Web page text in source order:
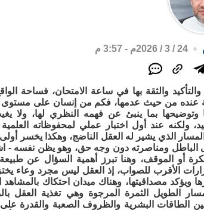
24 / 3 / 2026م - 3:57 م
والثقة بها في ساعة الامتحان، فساحة
عنده من حيث عدمها، فكم من إنسان على
وتوضيحها بما ينبئ عن فهمه النظري لها، ولا
ولكنه عند أول اختبار عملي لمحفوظاته
الذي يشير له العقل الناضج، وهكذا يخسر أولى
الباطل ومناصرته دون وجه حق، وهو يظن نفسه -
أو الموقف، وهنا تبرز أهمية السؤال عن
الأقرب للصواب، إذ العقل ليس مجرد وعاء
ويؤكد مصداقيتها، وهناك ميدان احتكاك بالمشاهد
الطويل الثمرة المرجوة وهي تغذية العقل
الطاقات البشرية والظروف الصعبة والقدرة على